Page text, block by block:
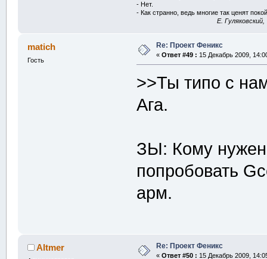
- Нет.
- Как странно, ведь многие так ценят
E.
matich
Гость
Re: Проект Феникс
« Ответ #49 : 15 Декабрь 2009,
>>Ты типо с
Ага.
ЗЫ: Кому
попробовать
арм.
Altmer Re: Проект Феникс
« Ответ #50 : 15 Декабрь 2009,